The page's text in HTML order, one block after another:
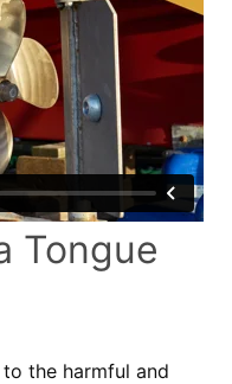
Tongue
the harmful and